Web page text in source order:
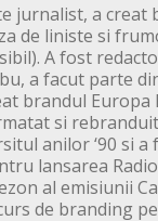
jurnalist, a creat
de liniste si
A fost
a facut parte
brandul Europa
si rebranduit
anilor ‘90 si
lansarea
al emisiunii
de branding